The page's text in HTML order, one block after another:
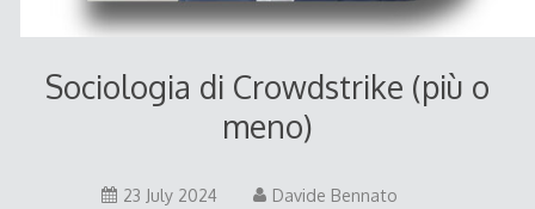
Sociologia di Crowdstrike (più o
meno)
23 July 2024
Davide Bennato